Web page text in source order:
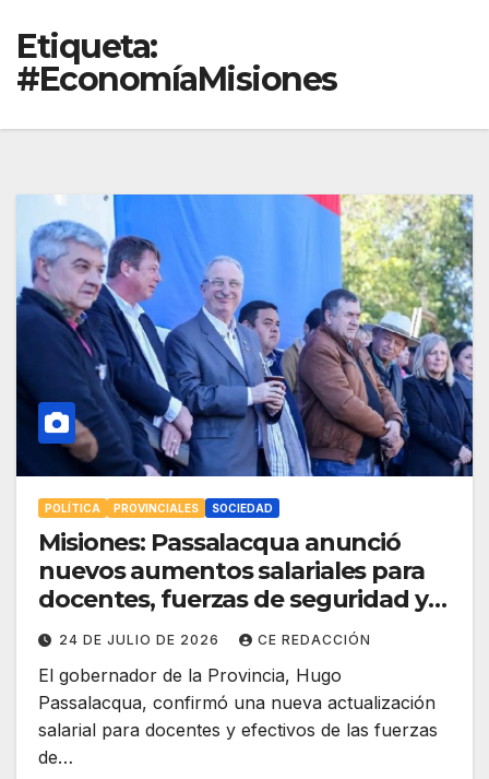
Etiqueta:
#EconomíaMisiones
POLÍTICA PROVINCIALES SOCIEDAD
Misiones: Passalacqua anunció
nuevos aumentos salariales para
docentes, fuerzas de seguridad y
continuará con demás sectores
24 DE JULIO DE 2026 CE REDACCIÓN
El gobernador de la Provincia, Hugo
Passalacqua, confirmó una nueva actualización
salarial para docentes y efectivos de las fuerzas
de…